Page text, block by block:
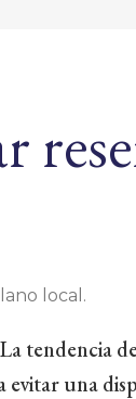
local.
tendencia
evitar una